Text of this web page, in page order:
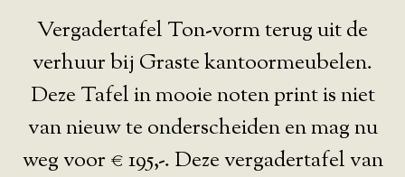
Vergadertafel Ton-vorm terug uit de
verhuur bij Graste kantoormeubelen.
Deze Tafel in mooie noten print is niet
van nieuw te onderscheiden en mag nu
weg voor € 195,-. Deze vergadertafel van